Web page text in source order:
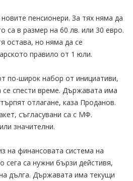
пенсионери. За тях няма да
са в размер на 60 лв. или 30 евро.
остава, но няма да се
правило от 1 юли.
по-широк набор от инициативи,
се спести време. Държавата има
отлагане, каза Проданов.
съгласувани са с МФ.
значителни.
на финансовата система на
сега са нужни бързи дейстивя,
дълга. Държавата има текущи